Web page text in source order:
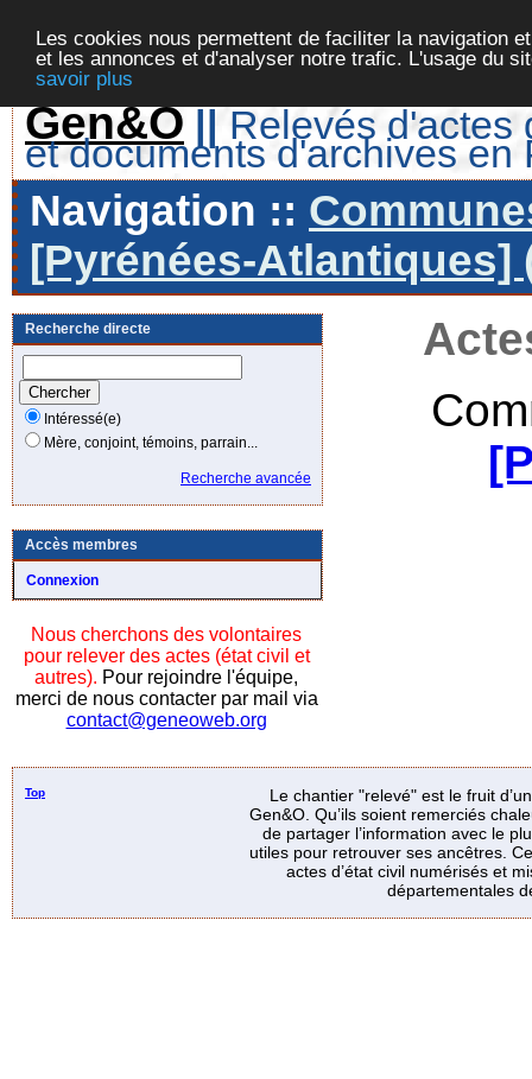
Les cookies nous permettent de faciliter la navigation
et les annonces et d'analyser notre trafic. L'usage du
savoir plus
Gen&O || Relevés d'actes
et documents d'archives en
Navigation ::
[Pyrénées-Atlantiques]
Recherche directe
Intéressé(e)
Mère, conjoint, témoins, parrain...
Recherche avancée
Accès membres
Connexion
Nous cherchons des volontaires
pour relever des actes (état civil et
autres). Pour rejoindre l'équipe,
merci de nous contacter par mail via
contact@geneoweb.org
Top
Le chantier "relevé" est le fruit
Gen&O. Qu’ils soient remerciés
de partager l’information avec le
utiles pour retrouver ses ancêtres.
actes d’état civil numérisés et
départementales